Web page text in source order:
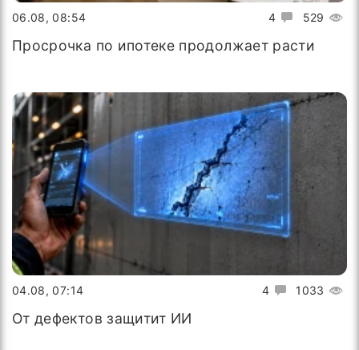
4 529
06.08, 08:54
Просрочка по ипотеке продолжает расти
4 1033
04.08, 07:14
От дефектов защитит ИИ